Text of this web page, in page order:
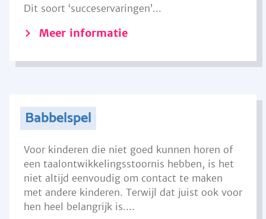
Dit soort ‘succeservaringen’...
Meer informatie
Babbelspel
Voor kinderen die niet goed kunnen horen of
een taalontwikkelingsstoornis hebben, is het
niet altijd eenvoudig om contact te maken
met andere kinderen. Terwijl dat juist ook voor
hen heel belangrijk is....